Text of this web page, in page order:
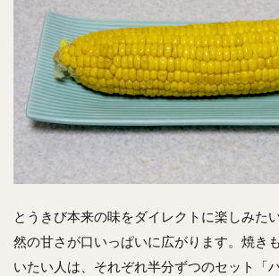
とうきび本来の味をダイレクトに楽しみた
然の甘さが口いっぱいに広がります。焼き
いたい人は、それぞれ半分ずつのセット「